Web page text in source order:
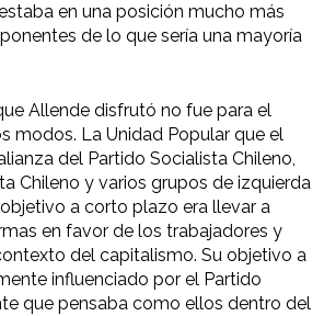
en una posición mucho más
de lo que sería una mayoría
Allende disfrutó no fue para el
modos. La Unidad Popular que el
del Partido Socialista Chileno,
Chileno y varios grupos de izquierda
a corto plazo era llevar a
en favor de los trabajadores y
del capitalismo. Su objetivo a
influenciado por el Partido
que pensaba como ellos dentro del